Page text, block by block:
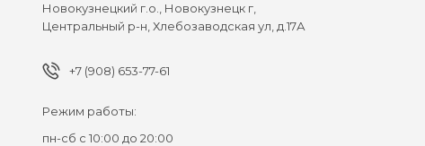
Новокузнецкий г.о., Новокузнецк г,
Центральный р-н, Хлебозаводская ул, д.17А
+7 (908) 653-77-61
Режим работы:
пн-сб с 10:00 до 20:00